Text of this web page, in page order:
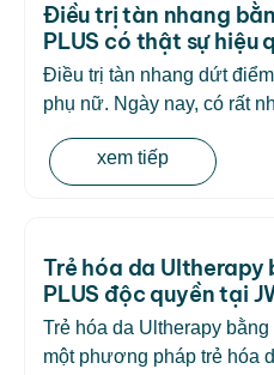
Điều trị tàn nhang
PLUS có thật sự hiệu
Điều trị tàn nhang dứt
phụ nữ. Ngày nay, có rất
xem tiếp
Trẻ hóa da Ultherapy
PLUS độc quyền tại
Trẻ hóa da Ultherapy
một phương pháp trẻ hóa